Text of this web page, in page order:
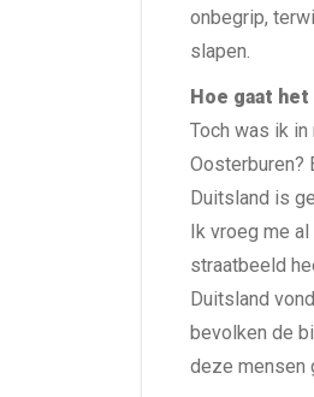
onbegrip,
slapen.
Hoe gaat
Toch was ik
Oosterburen?
Duitsland is
Ik vroeg me
straatbeeld
Duitsland
bevolken de
deze mensen